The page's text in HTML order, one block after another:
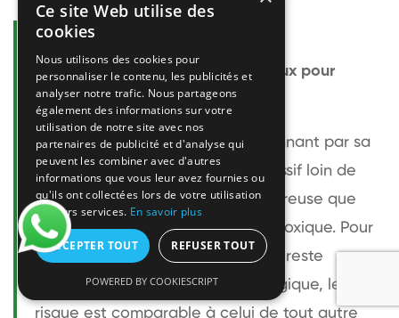
Questions fréquentes
Le frelon européen est-il dangereux pour
l'homme ?
Le frelon européen est impressionnant par sa
taille mais relativement peu agressif loin de
son nid. Sa piqûre est plus douloureuse que
celle d'une guêpe sans être plus toxique. Pour
une personne non allergique, elle reste
bénigne. Pour une personne allergique, le
risque est comparable à celui de tout autre
Ce site Web utilise des
cookies
Nous utilisons des cookies pour
personnaliser le contenu, les publicités et
analyser notre trafic. Nous partageons
également des informations sur votre
utilisation de notre site avec nos
partenaires de publicité et d'analyse qui
peuvent les combiner avec d'autres
informations que vous leur avez fournies ou
qu'ils ont collectées lors de votre utilisation
de leurs services. En savoir plus
ACCEPTER TOUT REFUSER TOUT
POWERED BY COOKIESCRIPT